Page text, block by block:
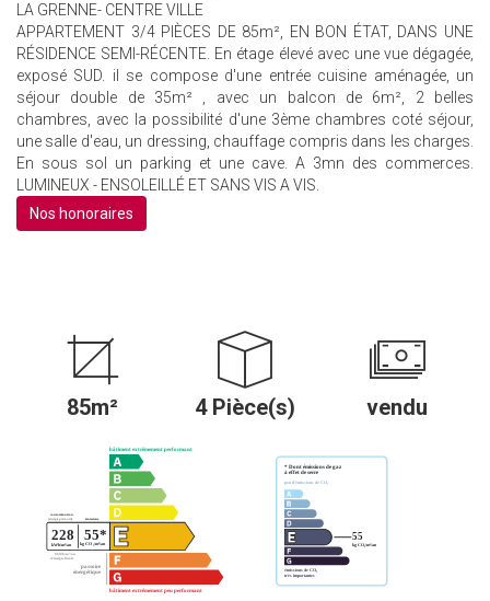
LA GRENNE- CENTRE VILLE
APPARTEMENT 3/4 PIÈCES DE 85m², EN BON ÉTAT, DANS UNE
RÉSIDENCE SEMI-RÉCENTE. En étage élevé avec une vue dégagée,
exposé SUD. il se compose d'une entrée cuisine aménagée, un
séjour double de 35m² , avec un balcon de 6m², 2 belles
chambres, avec la possibilité d'une 3ème chambres coté séjour,
une salle d'eau, un dressing, chauffage compris dans les charges.
En sous sol un parking et une cave. A 3mn des commerces.
LUMINEUX - ENSOLEILLÉ ET SANS VIS A VIS.
Nos honoraires
85m² 4 Pièce(s) vendu